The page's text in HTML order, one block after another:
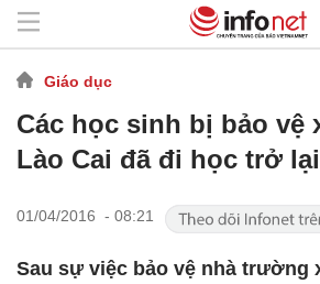
Giáo dục
Các học sinh bị bảo vệ
Lào Cai đã đi học trở lại
01/04/2016 - 08:21
Sau sự việc bảo vệ nhà trường